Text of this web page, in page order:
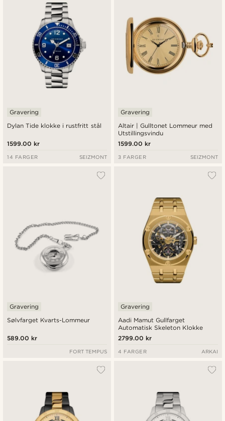
Dylan Tide klokke i rustfritt stål
Gravering
1599.00 kr
14 FARGER SEIZMONT
Altair | Gulltonet Lommeur med
Utstillingsvindu
Gravering
1599.00 kr
3 FARGER SEIZMONT
Sølvfarget Kvarts-Lommeur
Gravering
589.00 kr
FORT TEMPUS
Aadi Mamut Gullfarget
Automatisk Skeleton Klokke
Gravering
2799.00 kr
4 FARGER ARKAI